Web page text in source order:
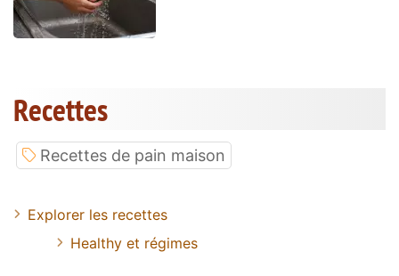
Recettes
Recettes de pain maison
Explorer les recettes
Healthy et régimes